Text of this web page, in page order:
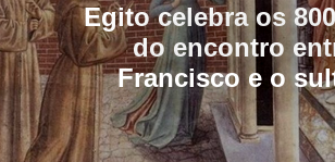
Egito celebra os
do encontro
Francisco e o